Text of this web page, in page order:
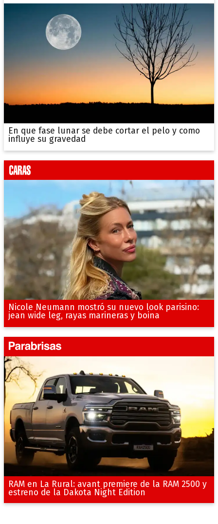
En que fase lunar se debe cortar el pelo y como
influye su gravedad
Nicole Neumann mostró su nuevo look parisino:
jean wide leg, rayas marineras y boina
RAM en La Rural: avant premiere de la RAM 2500 y
estreno de la Dakota Night Edition